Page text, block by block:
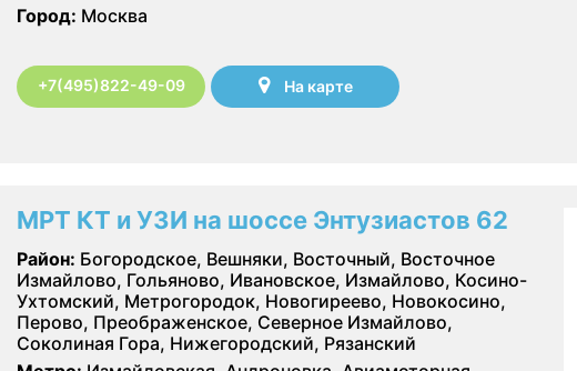
Город: Москва
+7(495)822-49-09 На карте
МРТ КТ и УЗИ на шоссе Энтузиастов 62
Район: Богородское, Вешняки, Восточный, Восточное
Измайлово, Гольяново, Ивановское, Измайлово, Косино-
Ухтомский, Метрогородок, Новогиреево, Новокосино,
Перово, Преображенское, Северное Измайлово,
Соколиная Гора, Нижегородский, Рязанский